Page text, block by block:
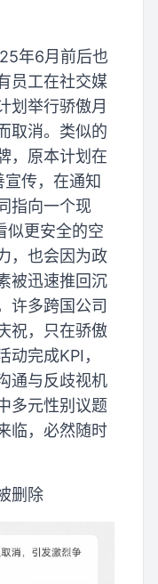
年6月前后也
员工在社交媒
划举行骄傲月
取消。类似的
，原本计划在
传，在通知
指向一个现
似更安全的空
，也会因为政
被迅速推回沉
许多跨国公司
祝，只在骄傲
完成KPI，
通与反歧视机
多元性别议题
临，必然随时
删除